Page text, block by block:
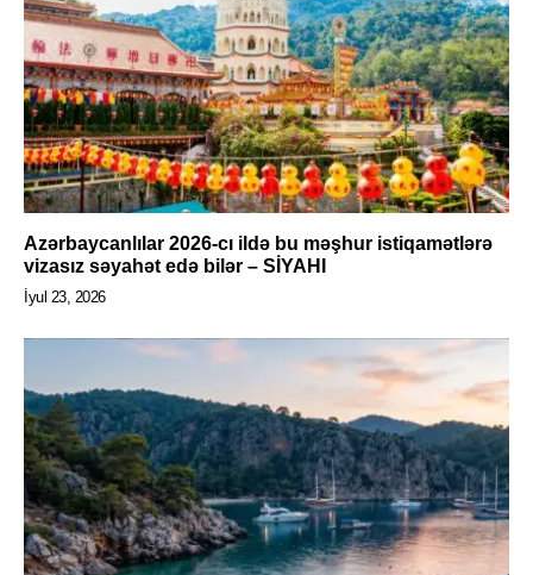
Azərbaycanlılar 2026-cı ildə bu məşhur istiqamətlərə
vizasız səyahət edə bilər – SİYAHI
İyul 23, 2026